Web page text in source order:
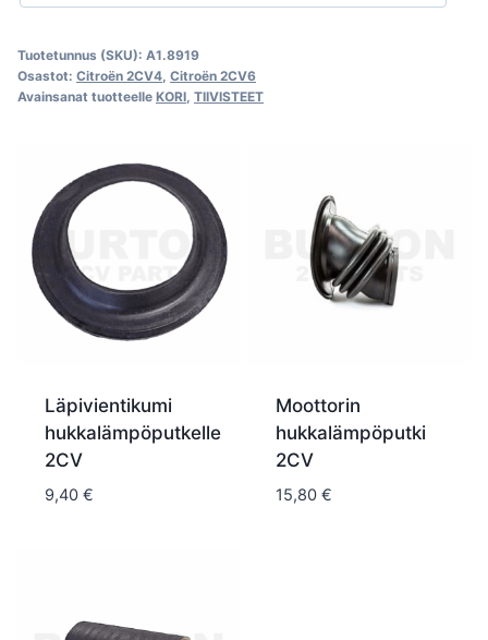
Tuotetunnus (SKU): A1.8919
Osastot: Citroën 2CV4 Citroën 2CV6
Avainsanat tuotteelle KORI TIIVISTEET
Läpivientikumi
hukkalämpöputkelle
2CV
9,40 €
Moottorin
hukkalämpöputki
2CV
15,80 €